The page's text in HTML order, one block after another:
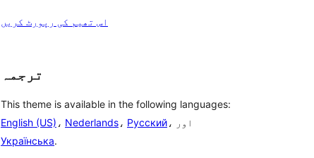
اس تھیم کی رپورٹ کریں
ترجمہ
This theme is available in the following languages:
English (US) ، Nederlands ، Русский
، اور
Українська.